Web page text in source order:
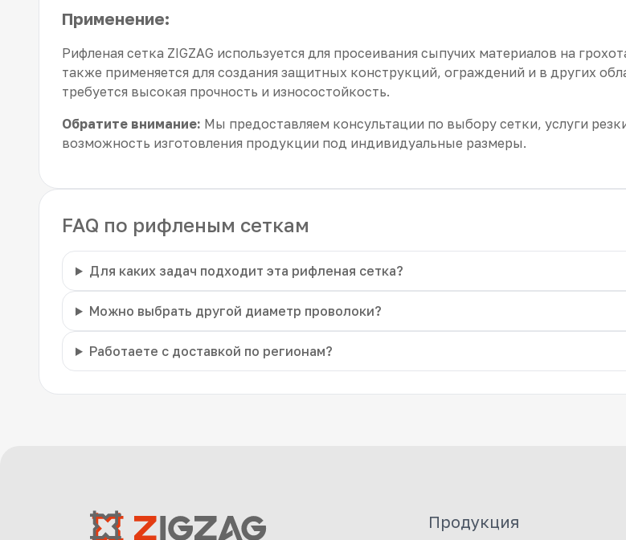
Применение:
Рифленая сетка ZIGZAG используется для просеивания сыпучих материалов на
также применяется для создания защитных конструкций, ограждений и в других
требуется высокая прочность и износостойкость.
Обратите внимание: Мы предоставляем консультации по выбору сетки, услуги
возможность изготовления продукции под индивидуальные размеры.
FAQ по рифленым сеткам
Для каких задач подходит эта рифленая сетка?
Можно выбрать другой диаметр проволоки?
Работаете с доставкой по регионам?
Продукция